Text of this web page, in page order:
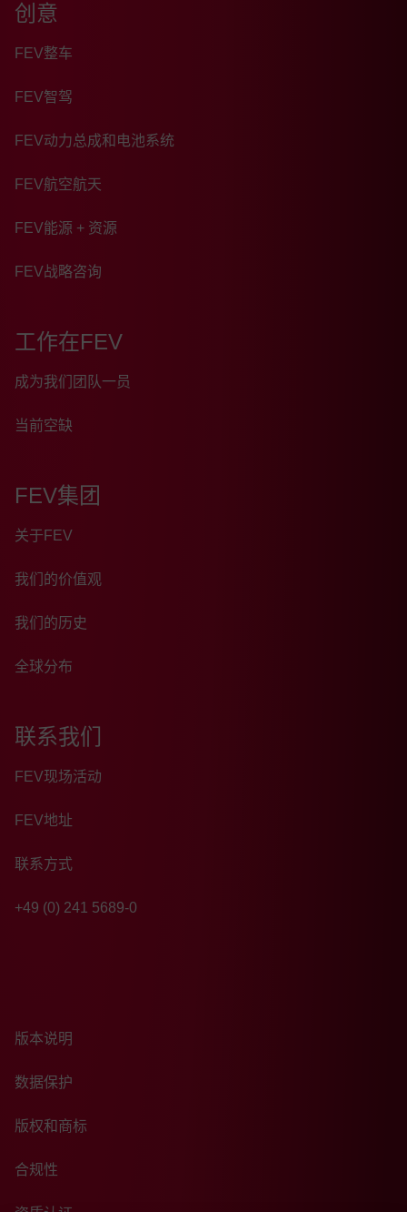
创意
FEV整车
FEV智驾
FEV动力总成和电池系统
FEV航空航天
FEV能源 + 资源
FEV战略咨询
工作在FEV
成为我们团队一员
当前空缺
FEV集团
关于FEV
我们的价值观
我们的历史
全球分布
联系我们
FEV现场活动
FEV地址
联系方式
+49 (0) 241 5689-0
版本说明
数据保护
版权和商标
合规性